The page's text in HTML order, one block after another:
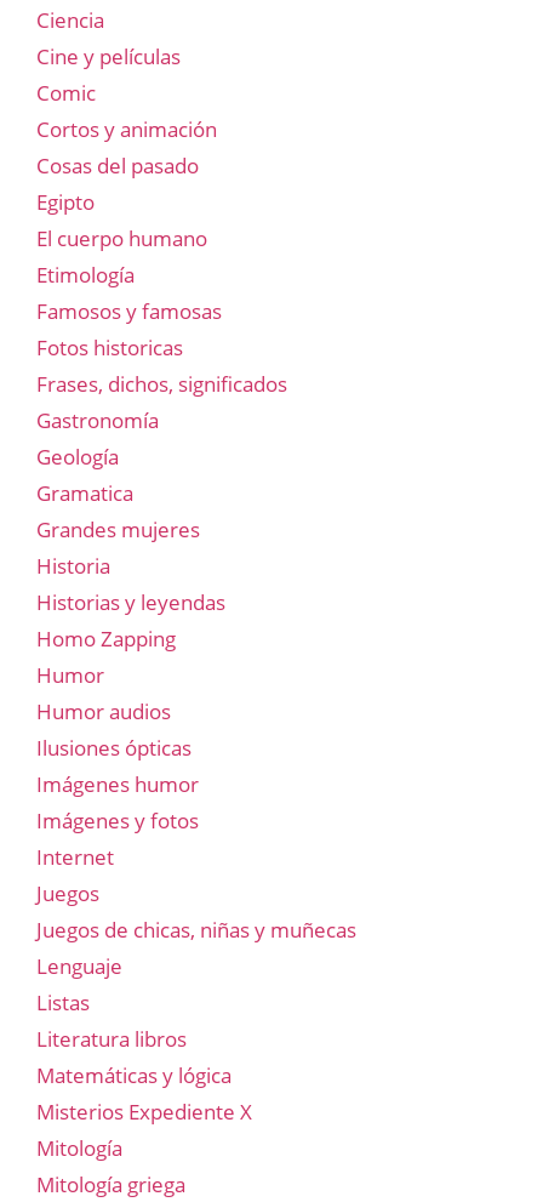
Ciencia
Cine y películas
Comic
Cortos y animación
Cosas del pasado
Egipto
El cuerpo humano
Etimología
Famosos y famosas
Fotos historicas
Frases, dichos, significados
Gastronomía
Geología
Gramatica
Grandes mujeres
Historia
Historias y leyendas
Homo Zapping
Humor
Humor audios
Ilusiones ópticas
Imágenes humor
Imágenes y fotos
Internet
Juegos
Juegos de chicas, niñas y muñecas
Lenguaje
Listas
Literatura libros
Matemáticas y lógica
Misterios Expediente X
Mitología
Mitología griega